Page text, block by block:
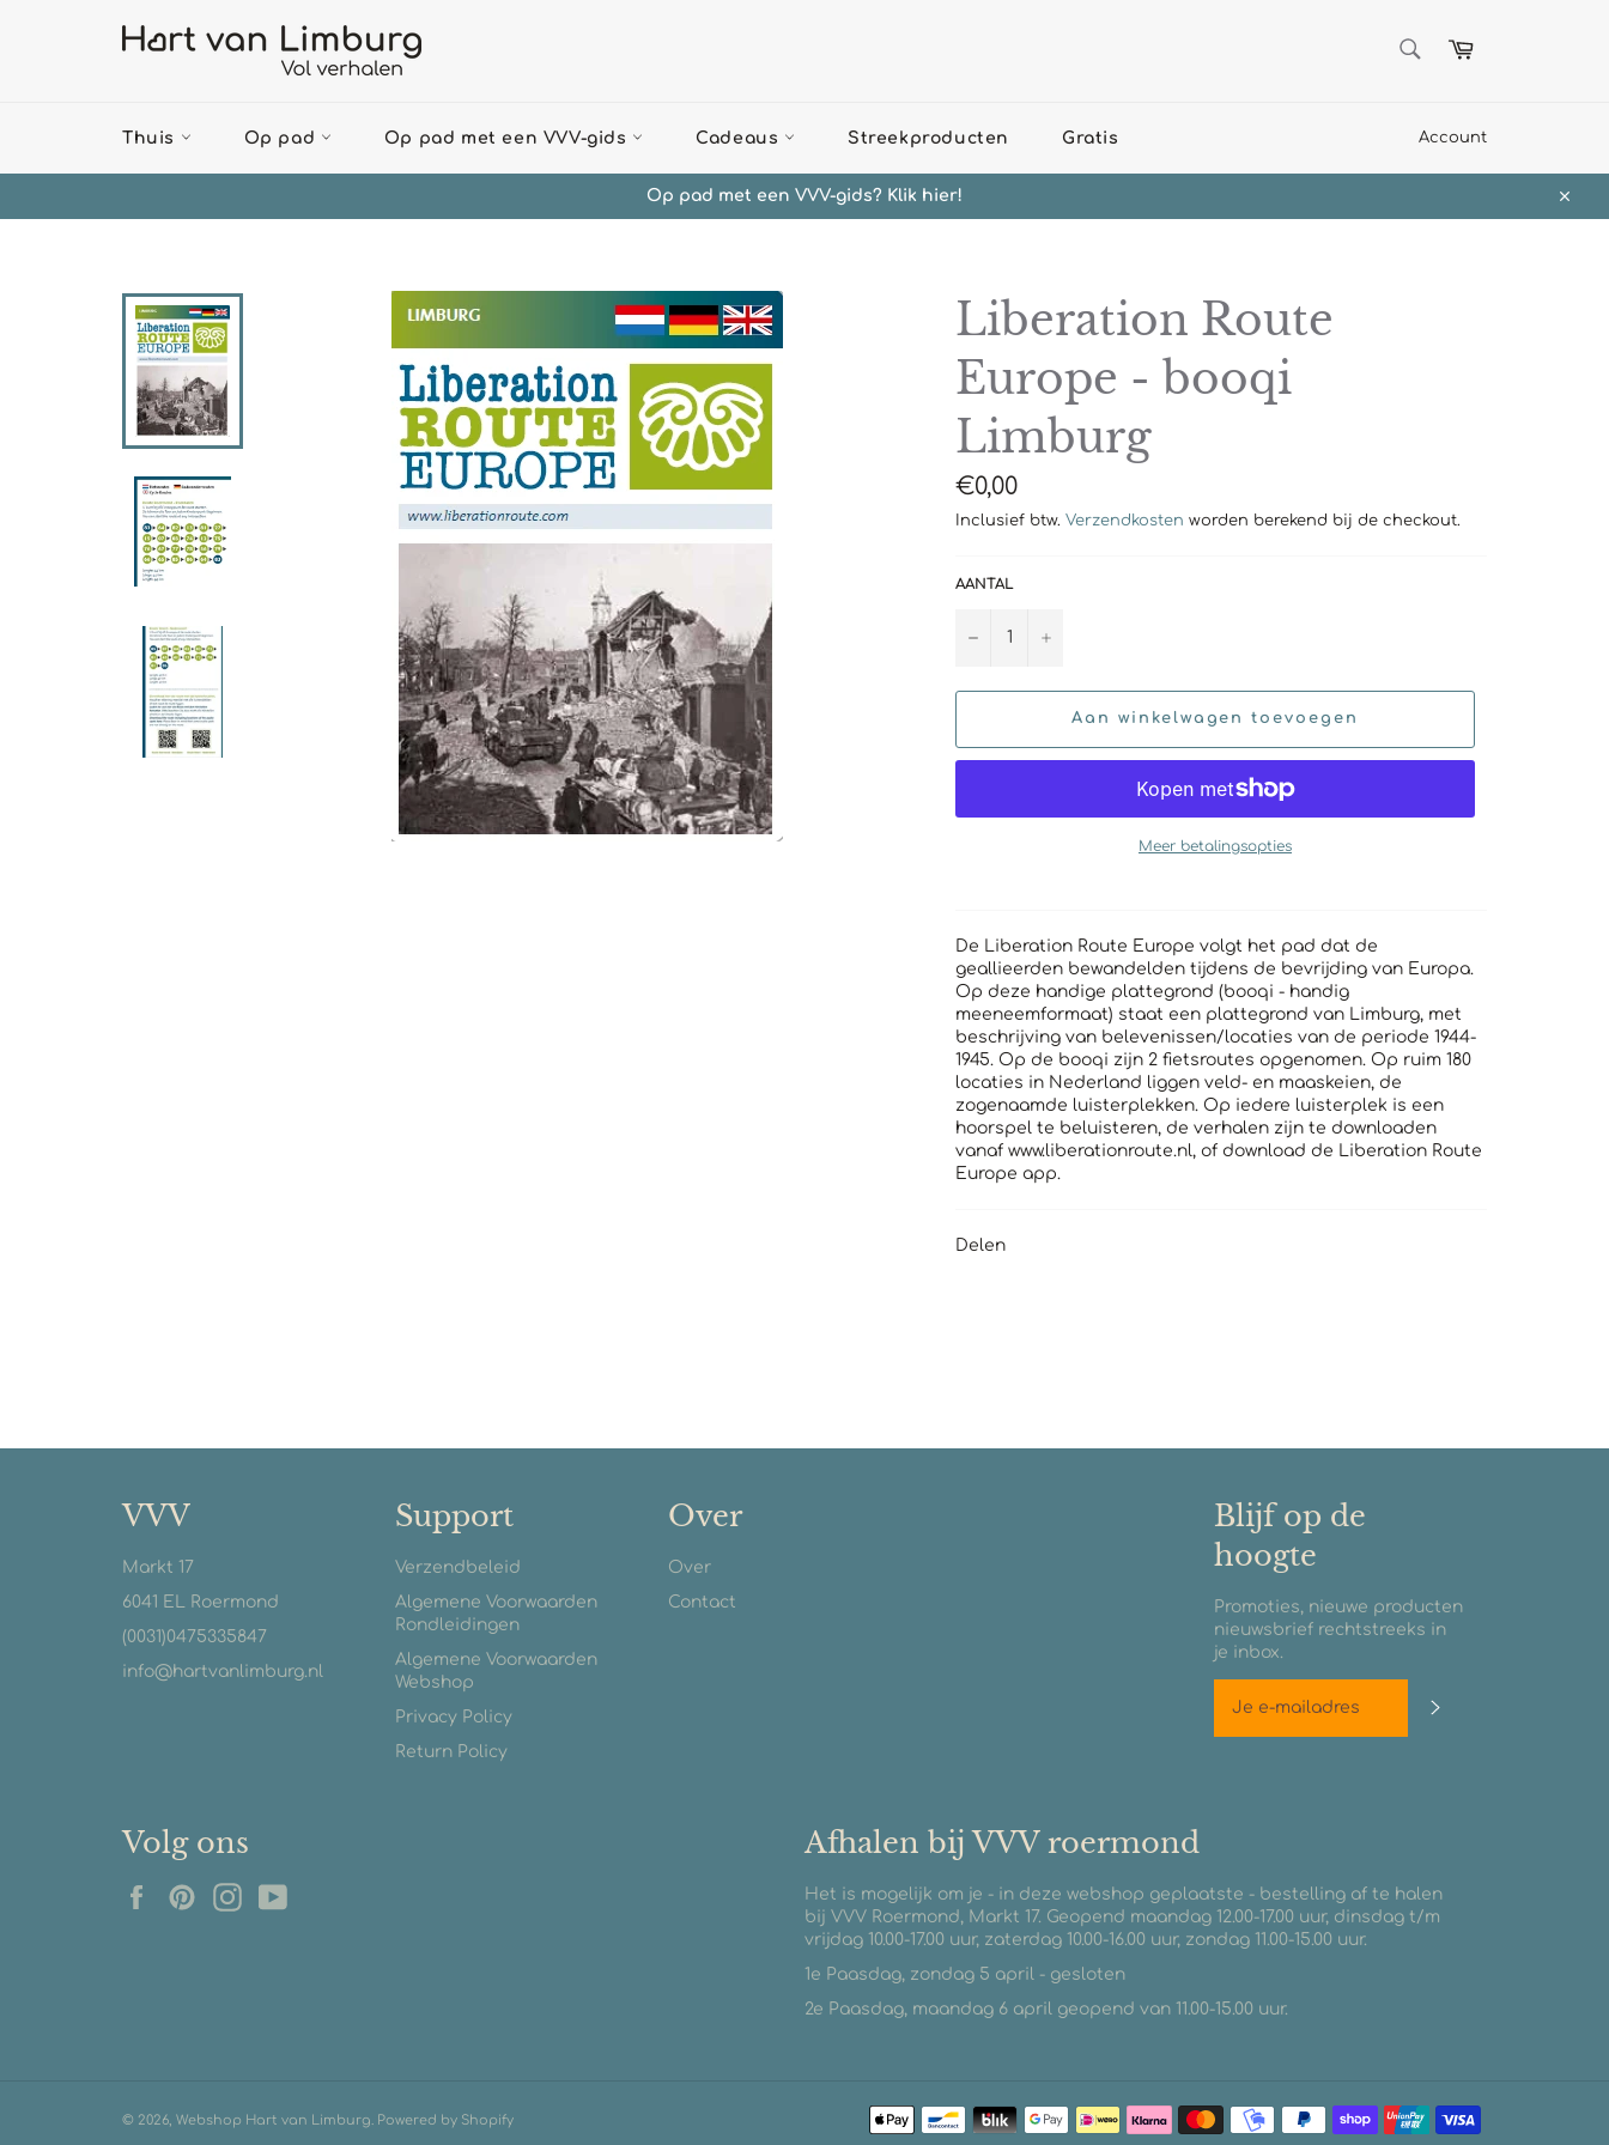
Winkelwagen
Thuis Op pad Op pad met een VVV-gids Cadeaus Streekproducten Gratis Account
Op pad met een VVV-gids? Klik hier!
Liberation Route
Europe - booqi
Limburg
Normale
prijs
€0,00
Inclusief btw. Verzendkosten worden berekend bij de checkout.
AANTAL
− +
Aan winkelwagen toevoegen
Meer betalingsopties
De Liberation Route Europe volgt het pad dat de
geallieerden bewandelden tijdens de bevrijding van Europa.
Op deze handige plattegrond (booqi - handig
meeneemformaat) staat een plattegrond van Limburg, met
beschrijving van belevenissen/locaties van de periode 1944-
1945. Op de booqi zijn 2 fietsroutes opgenomen. Op ruim 180
locaties in Nederland liggen veld- en maaskeien, de
zogenaamde luisterplekken. Op iedere luisterplek is een
hoorspel te beluisteren, de verhalen zijn te downloaden
vanaf www.liberationroute.nl, of download de Liberation Route
Europe app.
Delen
VVV
Markt 17
6041 EL Roermond
(0031)0475335847
info@hartvanlimburg.nl
Support
Verzendbeleid
Algemene Voorwaarden
Rondleidingen
Algemene Voorwaarden
Webshop
Privacy Policy
Return Policy
Over
Over
Contact
Blijf op de
hoogte
Promoties, nieuwe producten
nieuwsbrief rechtstreeks in
je inbox.
Volg ons
FacebookPinterestInstagram
Afhalen bij VVV roermond
Het is mogelijk om je - in deze webshop geplaatste - bestelling af te halen
bij VVV Roermond, Markt 17. Geopend maandag 12.00-17.00 uur, dinsdag t/m
vrijdag 10.00-17.00 uur, zaterdag 10.00-16.00 uur, zondag 11.00-15.00 uur.
1e Paasdag, zondag 5 april - gesloten
2e Paasdag, maandag 6 april geopend van 11.00-15.00 uur.
© 2026, Webshop Hart van Limburg. Powered by Shopify